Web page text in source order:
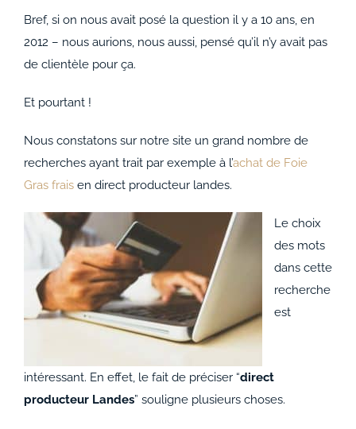
Bref, si on nous avait posé la question il y a 10 ans, en
2012 – nous aurions, nous aussi, pensé qu’il n’y avait pas
de clientèle pour ça.
Et pourtant !
Nous constatons sur notre site un grand nombre de
recherches ayant trait par exemple à l’achat de Foie
Gras frais en direct producteur landes.
Le choix
des mots
dans cette
recherche
est
intéressant. En effet, le fait de préciser “direct
producteur Landes” souligne plusieurs choses.